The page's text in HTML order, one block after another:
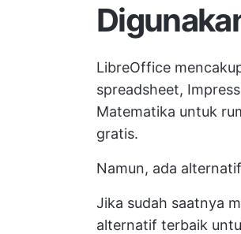
LibreOffice
spreadsheet,
Matematika untuk
gratis.
Namun, ada
Jika sudah saatnya
alternatif terbaik